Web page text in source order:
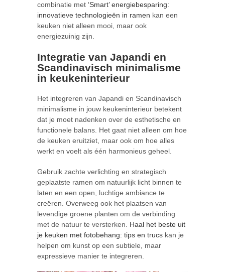
combinatie met ‘Smart’ energiebesparing:
innovatieve technologieën in ramen kan een
keuken niet alleen mooi, maar ook
energiezuinig zijn.
Integratie van Japandi en
Scandinavisch minimalisme
in keukeninterieur
Het integreren van Japandi en Scandinavisch
minimalisme in jouw keukeninterieur betekent
dat je moet nadenken over de esthetische en
functionele balans. Het gaat niet alleen om hoe
de keuken eruitziet, maar ook om hoe alles
werkt en voelt als één harmonieus geheel.
Gebruik zachte verlichting en strategisch
geplaatste ramen om natuurlijk licht binnen te
laten en een open, luchtige ambiance te
creëren. Overweeg ook het plaatsen van
levendige groene planten om de verbinding
met de natuur te versterken. Haal het beste uit
je keuken met fotobehang: tips en trucs kan je
helpen om kunst op een subtiele, maar
expressieve manier te integreren.